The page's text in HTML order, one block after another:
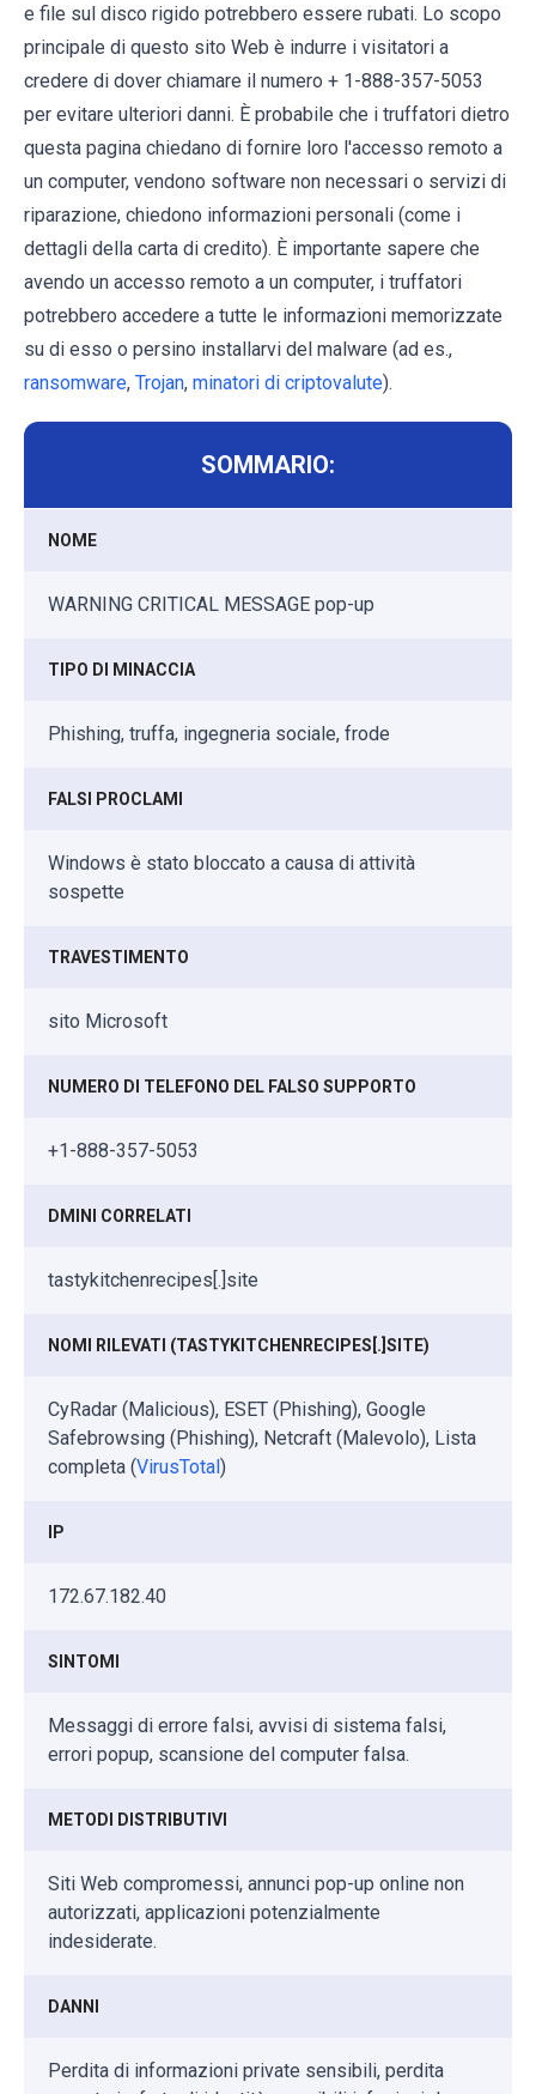
e file sul disco rigido potrebbero essere rubati. Lo scopo
principale di questo sito Web è indurre i visitatori a
credere di dover chiamare il numero + 1-888-357-5053
per evitare ulteriori danni. È probabile che i truffatori dietro
questa pagina chiedano di fornire loro l'accesso remoto a
un computer, vendono software non necessari o servizi di
riparazione, chiedono informazioni personali (come i
dettagli della carta di credito). È importante sapere che
avendo un accesso remoto a un computer, i truffatori
potrebbero accedere a tutte le informazioni memorizzate
su di esso o persino installarvi del malware (ad es.,
ransomware, Trojan, minatori di criptovalute).
SOMMARIO:
NOME
WARNING CRITICAL MESSAGE pop-up
TIPO DI MINACCIA
Phishing, truffa, ingegneria sociale, frode
FALSI PROCLAMI
Windows è stato bloccato a causa di attività
sospette
TRAVESTIMENTO
sito Microsoft
NUMERO DI TELEFONO DEL FALSO SUPPORTO
+1-888-357-5053
DMINI CORRELATI
tastykitchenrecipes[.]site
NOMI RILEVATI (TASTYKITCHENRECIPES[.]SITE)
CyRadar (Malicious), ESET (Phishing), Google
Safebrowsing (Phishing), Netcraft (Malevolo), Lista
completa (VirusTotal)
IP
172.67.182.40
SINTOMI
Messaggi di errore falsi, avvisi di sistema falsi,
errori popup, scansione del computer falsa.
METODI DISTRIBUTIVI
Siti Web compromessi, annunci pop-up online non
autorizzati, applicazioni potenzialmente
indesiderate.
DANNI
Perdita di informazioni private sensibili, perdita